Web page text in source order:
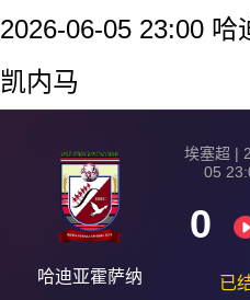
2026-06-05 23:00
凯内马
哈迪亚霍萨纳
埃塞超 |
05
0
已